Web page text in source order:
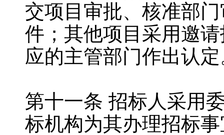
交项目审批、核准部
件；其他项目采用邀
应的主管部门作出认
第十一条 招标人采用
标机构为其办理招标